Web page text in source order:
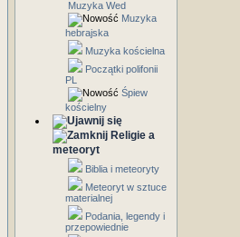
Muzyka Wed
Muzyka
hebrajska
Muzyka kościelna
Początki polifonii
PL
Śpiew
kościelny
Religie a
meteoryt
Biblia i meteoryty
Meteoryt w sztuce
materialnej
Podania, legendy i
przepowiednie